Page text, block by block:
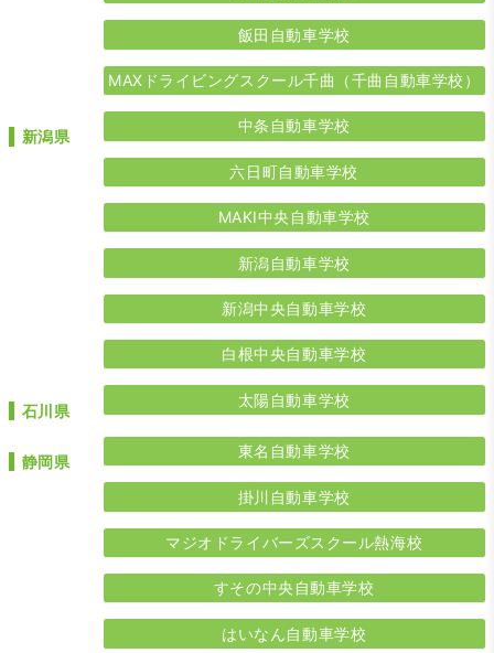
飯田自動車学校
MAXドライビングスクール千曲（千曲自動車学校）
新潟県
中条自動車学校
六日町自動車学校
MAKI中央自動車学校
新潟自動車学校
新潟中央自動車学校
白根中央自動車学校
石川県
太陽自動車学校
静岡県
東名自動車学校
掛川自動車学校
マジオドライバーズスクール熱海校
すその中央自動車学校
はいなん自動車学校